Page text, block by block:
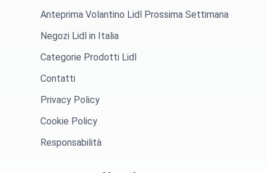
Anteprima Volantino Lidl Prossima Settimana
Negozi Lidl in Italia
Categorie Prodotti Lidl
Contatti
Privacy Policy
Cookie Policy
Responsabilità